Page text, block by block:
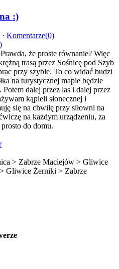
:)
Komentarze(0)
że proste równanie? Więc
trasą przez Sośnicę pod Szyb
przy szybie. To co widać budzi
na turystycznej mapie będzie
dalej przez las i dalej przez
kąpieli słonecznej i
się na chwilę przy siłowni na
na każdym urządzeniu, za
do domu.
> Zabrze Maciejów > Gliwice
Gliwice Żerniki > Zabrze